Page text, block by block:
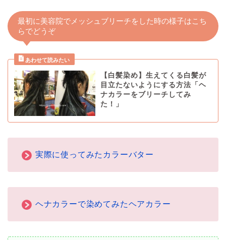
最初に美容院でメッシュブリーチをした時の様子はこち
らでどうぞ
【白髪染め】生えてくる白髪が
目立たないようにする方法「ヘ
ナカラーをブリーチしてみ
た！」
実際に使ってみたカラーバター
ヘナカラーで染めてみたヘアカラー